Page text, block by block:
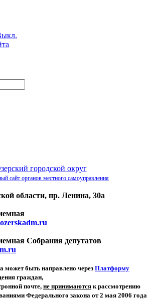
городской округ
сайт органов местного самоуправления
области, пр. Ленина, 30а
Собрания депутатов
может быть направлено через Платформу
граждан,
почте, не принимаются к рассмотрению
Федерального закона от 2 мая 2006 года